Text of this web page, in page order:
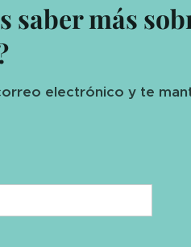
saber más
electrónico y te